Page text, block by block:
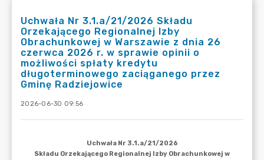
Uchwała Nr 3.1.a/21/2026 Składu
Orzekającego Regionalnej Izby
Obrachunkowej w Warszawie z dnia 26
czerwca 2026 r. w sprawie opinii o
możliwości spłaty kredytu
długoterminowego zaciąganego przez
Gminę Radziejowice
2026-06-30 09:56